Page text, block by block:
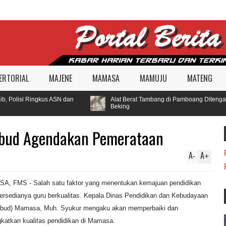
MAJENE MAMASA MAMUJU MATENG
Ringkus ASN dan
Alat Berat Tambang di Pamboang
Beking
Agendakan Pemerataan
A+
A-
FMS - Salah satu faktor yang menentukan kemajuan pendidikan
guru berkualitas. Kepala Dinas Pendidikan dan Kebudayaan
Mamasa, Muh. Syukur mengaku akan memperbaiki dan
kualitas pendidikan di Mamasa.